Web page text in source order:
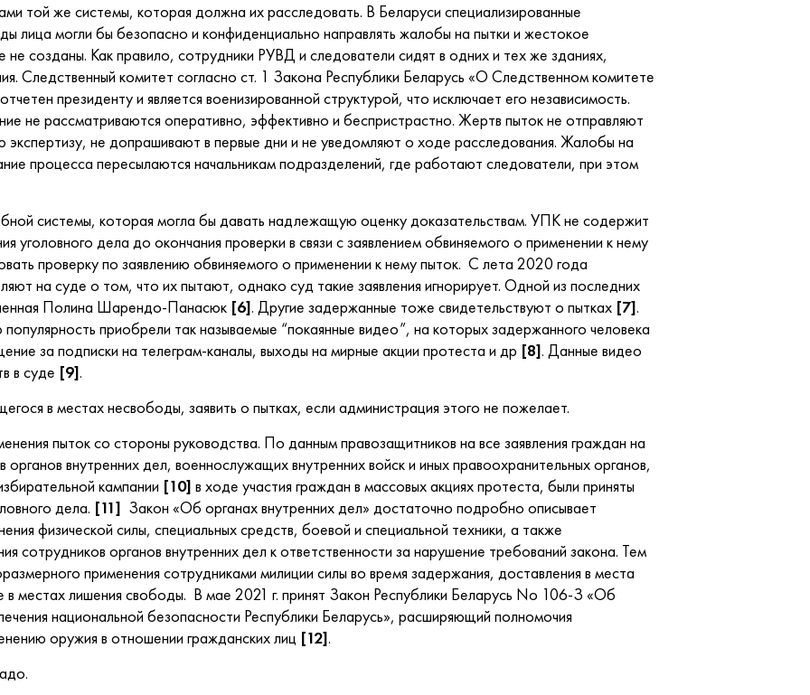
той же системы, которая должна их расследовать. В Беларуси специализированные
лица могли бы безопасно и конфиденциально направлять жалобы на пытки и жестокое
созданы. Как правило, сотрудники РУВД и следователи сидят в одних и тех же зданиях,
Следственный комитет согласно ст. 1 Закона Республики Беларусь «О Следственном комитете
президенту и является военизированной структурой, что исключает его независимость.
не рассматриваются оперативно, эффективно и беспристрастно. Жертв пыток не отправляют
не допрашивают в первые дни и не уведомляют о ходе расследования. Жалобы на
процесса пересылаются начальникам подразделений, где работают следователи, при этом
системы, которая могла бы давать надлежащую оценку доказательствам. УПК не содержит
уголовного дела до окончания проверки в связи с заявлением обвиняемого о применении к нему
проверку по заявлению обвиняемого о применении к нему пыток. С лета 2020 года
на суде о том, что их пытают, однако суд такие заявления игнорирует. Одной из последних
Полина Шарендо-Панасюк [6]. Другие задержанные тоже свидетельствуют о пытках [7].
приобрели так называемые “покаянные видео”, на которых задержанного человека
за подписки на телеграм-каналы, выходы на мирные акции протеста и др [8]. Данные видео
в суде [9].
в местах несвободы, заявить о пытках, если администрация этого не пожелает.
пыток со стороны руководства. По данным правозащитников на все заявления граждан на
внутренних дел, военнослужащих внутренних войск и иных правоохранительных органов,
кампании [10] в ходе участия граждан в массовых акциях протеста, были приняты
дела. [11] Закон «Об органах внутренних дел» достаточно подробно описывает
физической силы, специальных средств, боевой и специальной техники, а также
сотрудников органов внутренних дел к ответственности за нарушение требований закона. Тем
применения сотрудниками милиции силы во время задержания, доставления в места
в местах лишения свободы. В мае 2021 г. принят Закон Республики Беларусь No 106-З «Об
национальной безопасности Республики Беларусь», расширяющий полномочия
оружия в отношении гражданских лиц [12].